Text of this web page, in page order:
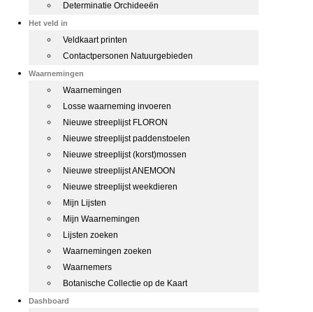
Determinatie Orchideeën
Het veld in
Veldkaart printen
Contactpersonen Natuurgebieden
Waarnemingen
Waarnemingen
Losse waarneming invoeren
Nieuwe streeplijst FLORON
Nieuwe streeplijst paddenstoelen
Nieuwe streeplijst (korst)mossen
Nieuwe streeplijst ANEMOON
Nieuwe streeplijst weekdieren
Mijn Lijsten
Mijn Waarnemingen
Lijsten zoeken
Waarnemingen zoeken
Waarnemers
Botanische Collectie op de Kaart
Dashboard